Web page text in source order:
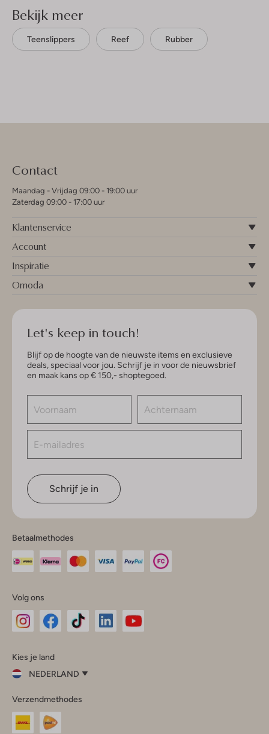
Bekijk meer
Teenslippers Reef Rubber
Contact
Maandag - Vrijdag 09:00 - 19:00 uur
Zaterdag 09:00 - 17:00 uur
Klantenservice
Account
Inspiratie
Omoda
Let's keep in touch!
Blijf op de hoogte van de nieuwste items en exclusieve
deals, speciaal voor jou. Schrijf je in voor de nieuwsbrief
en maak kans op € 150,- shoptegoed.
Schrijf je in
Betaalmethodes
Volg ons
InstagramFacebook
Kies je land
NEDERLAND
je
land
Nederland
Verzendmethodes